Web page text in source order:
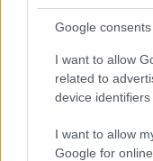
Google consents
I want to allow
related to
device identifiers
I want to allow
Google for
Bitcoin
(BTC)